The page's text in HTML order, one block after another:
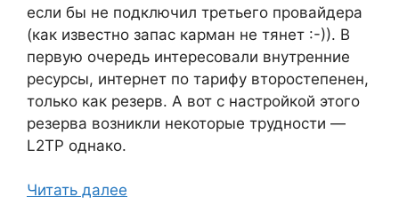
если бы не подключил третьего провайдера
(как известно запас карман не тянет :-)). В
первую очередь интересовали внутренние
ресурсы, интернет по тарифу второстепенен,
только как резерв. А вот с настройкой этого
резерва возникли некоторые трудности —
L2TP однако.
Читать далее